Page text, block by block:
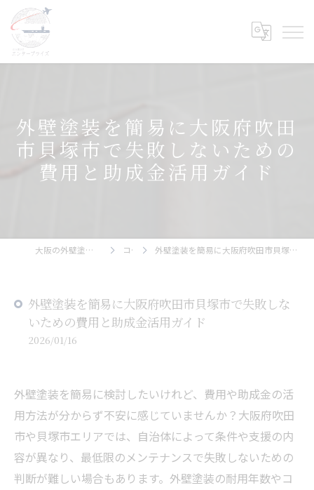
外壁塗装を簡易に大阪府吹田
市貝塚市で失敗しないための
費用と助成金活用ガイド
大阪の外壁塗装ならエンタープライズ コラム 外壁塗装を簡易に大阪府吹田市貝塚市で失敗しないための費用と助成金活用ガイド
外壁塗装を簡易に大阪府吹田市貝塚市で失敗しな
いための費用と助成金活用ガイド
2026/01/16
外壁塗装を簡易に検討したいけれど、費用や助成金の活
用方法が分からず不安に感じていませんか？大阪府吹田
市や貝塚市エリアでは、自治体によって条件や支援の内
容が異なり、最低限のメンテナンスで失敗しないための
判断が難しい場合もあります。外壁塗装の耐用年数やコ